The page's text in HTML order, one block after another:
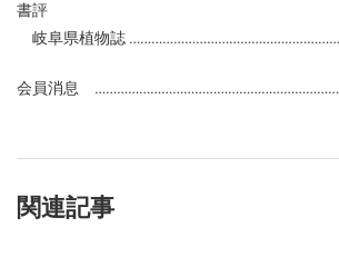
書評
岐阜県植物誌
会員消息
関連記事